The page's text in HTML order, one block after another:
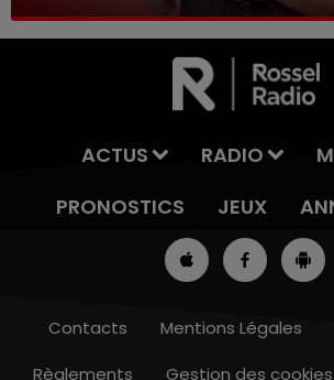
ACTUS RADIO
PRONOSTICS
JEUX
Contacts Mentions Légales
Règlements
Gestion des cookies